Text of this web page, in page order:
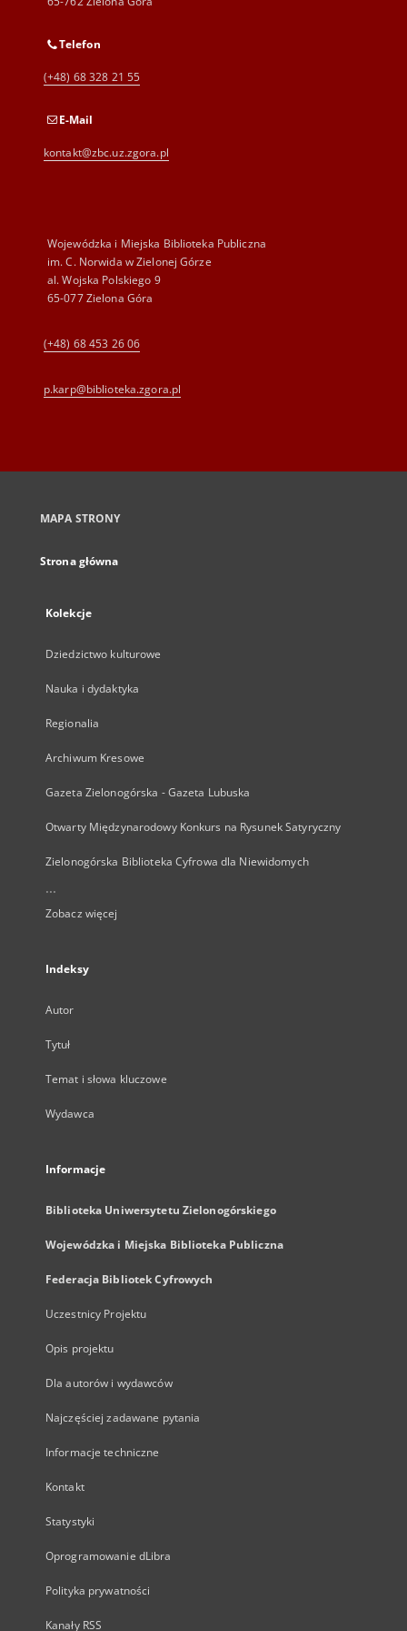
Telefon
(+48) 68 328 21 55
E-Mail
kontakt@zbc.uz.zgora.pl
Wojewódzka i Miejska Biblioteka Publiczna
im. C. Norwida w Zielonej Górze
al. Wojska Polskiego 9
65-077 Zielona Góra
(+48) 68 453 26 06
p.karp@biblioteka.zgora.pl
MAPA STRONY
Strona główna
Kolekcje
Dziedzictwo kulturowe
Nauka i dydaktyka
Regionalia
Archiwum Kresowe
Gazeta Zielonogórska - Gazeta Lubuska
Otwarty Międzynarodowy Konkurs na Rysunek Satyryczny
Zielonogórska Biblioteka Cyfrowa dla Niewidomych
...
Zobacz więcej
Indeksy
Autor
Tytuł
Temat i słowa kluczowe
Wydawca
Informacje
Biblioteka Uniwersytetu Zielonogórskiego
Wojewódzka i Miejska Biblioteka Publiczna
Federacja Bibliotek Cyfrowych
Uczestnicy Projektu
Opis projektu
Dla autorów i wydawców
Najczęściej zadawane pytania
Informacje techniczne
Kontakt
Statystyki
Oprogramowanie dLibra
Polityka prywatności
Kanały RSS